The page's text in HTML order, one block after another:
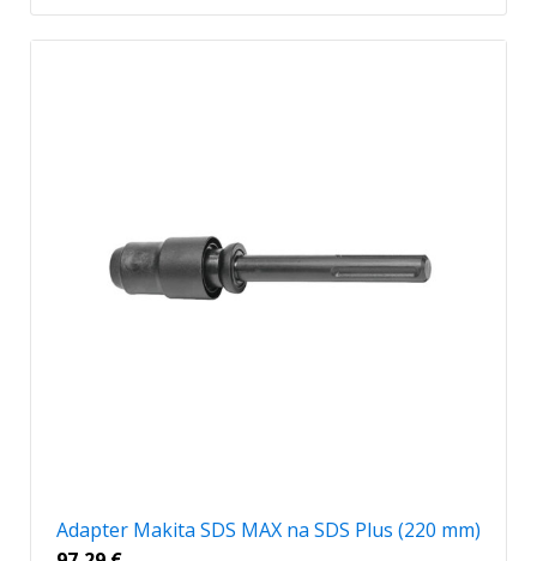
Adapter Makita SDS MAX na SDS Plus (220 mm)